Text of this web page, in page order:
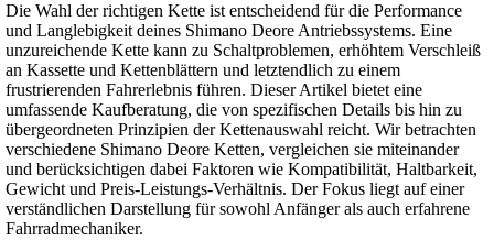
Die Wahl der richtigen Kette ist entscheidend für die Performance
und Langlebigkeit deines Shimano Deore Antriebssystems. Eine
unzureichende Kette kann zu Schaltproblemen, erhöhtem Verschleiß
an Kassette und Kettenblättern und letztendlich zu einem
frustrierenden Fahrerlebnis führen. Dieser Artikel bietet eine
umfassende Kaufberatung, die von spezifischen Details bis hin zu
übergeordneten Prinzipien der Kettenauswahl reicht. Wir betrachten
verschiedene Shimano Deore Ketten, vergleichen sie miteinander
und berücksichtigen dabei Faktoren wie Kompatibilität, Haltbarkeit,
Gewicht und Preis-Leistungs-Verhältnis. Der Fokus liegt auf einer
verständlichen Darstellung für sowohl Anfänger als auch erfahrene
Fahrradmechaniker.